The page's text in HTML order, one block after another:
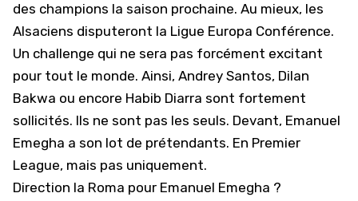
des champions la saison prochaine. Au mieux, les
Alsaciens disputeront la Ligue Europa Conférence.
Un challenge qui ne sera pas forcément excitant
pour tout le monde. Ainsi, Andrey Santos, Dilan
Bakwa ou encore Habib Diarra sont fortement
sollicités. Ils ne sont pas les seuls. Devant, Emanuel
Emegha a son lot de prétendants. En Premier
League, mais pas uniquement.
Direction la Roma pour Emanuel Emegha ?